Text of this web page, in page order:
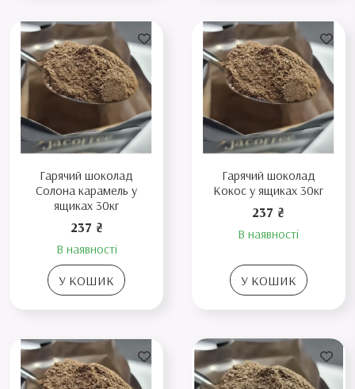
Гарячий шоколад
Солона карамель у
ящиках 30кг
237 ₴
В наявності
У КОШИК
Гарячий шоколад
Кокос у ящиках 30кг
237 ₴
В наявності
У КОШИК